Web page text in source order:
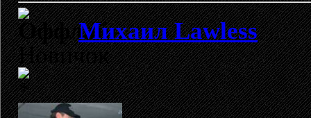
Михаил Lawless
Новичок